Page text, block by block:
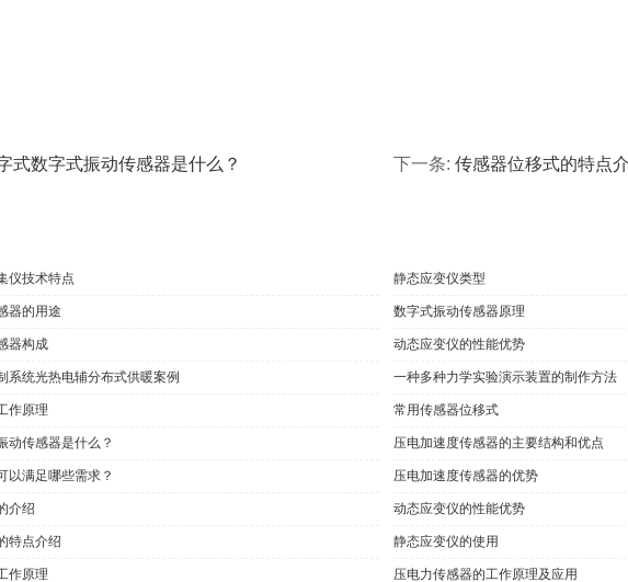
式数字式振动传感器是什么？ 下一条: 传感器位移式的特点
仪技术特点 静态应变仪类型
器的用途 数字式振动传感器原理
器构成 动态应变仪的性能优势
系统光热电辅分布式供暖案例 一种多种力学实验演示装置的制作方法
作原理 常用传感器位移式
动传感器是什么？ 压电加速度传感器的主要结构和优点
以满足哪些需求？ 压电加速度传感器的优势
介绍 动态应变仪的性能优势
特点介绍 静态应变仪的使用
作原理 压电力传感器的工作原理及应用